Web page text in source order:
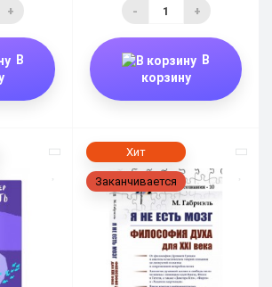
+
В
- +
В
корзину
Хит
Заканчивается